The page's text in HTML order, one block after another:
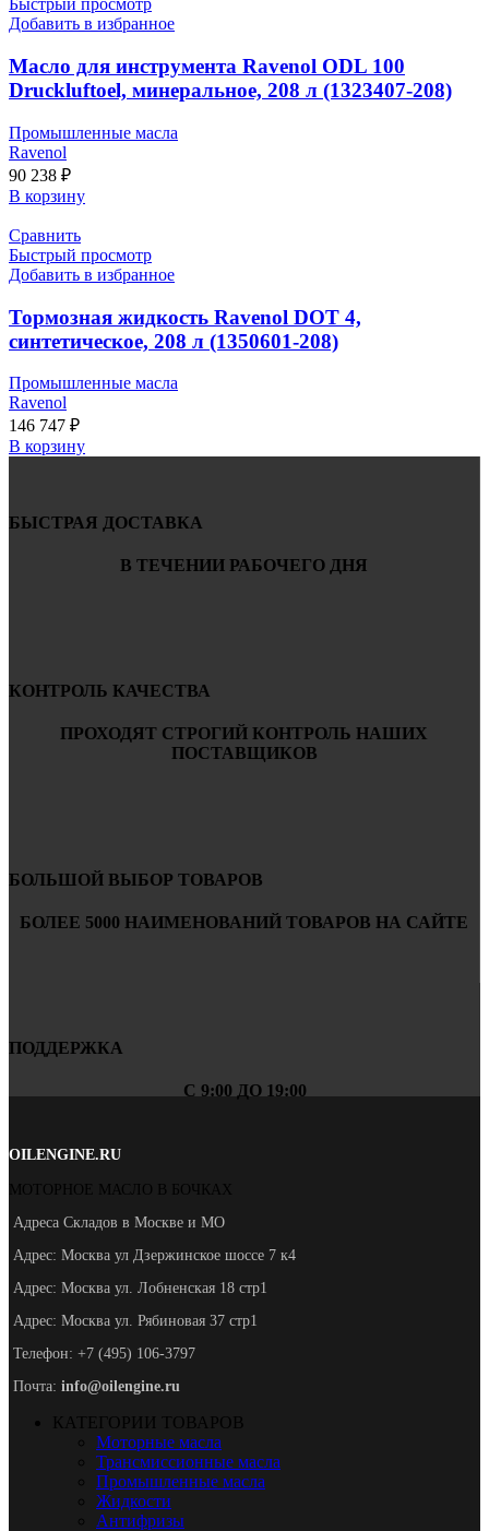
Быстрый просмотр
Добавить в избранное
Масло для инструмента Ravenol ODL 100
Druckluftoel, минеральное, 208 л (1323407-208)
Промышленные масла
Ravenol
90 238 ₽
В корзину
Сравнить
Быстрый просмотр
Добавить в избранное
Тормозная жидкость Ravenol DOT 4,
синтетическое, 208 л (1350601-208)
Промышленные масла
Ravenol
146 747 ₽
В корзину
БЫСТРАЯ ДОСТАВКА
В ТЕЧЕНИИ РАБОЧЕГО ДНЯ
КОНТРОЛЬ КАЧЕСТВА
ПРОХОДЯТ СТРОГИЙ КОНТРОЛЬ НАШИХ
ПОСТАВЩИКОВ
БОЛЬШОЙ ВЫБОР ТОВАРОВ
БОЛЕЕ 5000 НАИМЕНОВАНИЙ ТОВАРОВ НА САЙТЕ
ПОДДЕРЖКА
С 9:00 ДО 19:00
OILENGINE.RU
МОТОРНОЕ МАСЛО В БОЧКАХ
Адреса Складов в Москве и МО
Адрес: Москва ул Дзержинское шоссе 7 к4
Адрес: Москва ул. Лобненская 18 стр1
Адрес: Москва ул. Рябиновая 37 стр1
Телефон: +7 (495) 106-3797
Почта: info@oilengine.ru
КАТЕГОРИИ ТОВАРОВ
Моторные масла
Трансмиссионные масла
Промышленные масла
Жидкости
Антифризы